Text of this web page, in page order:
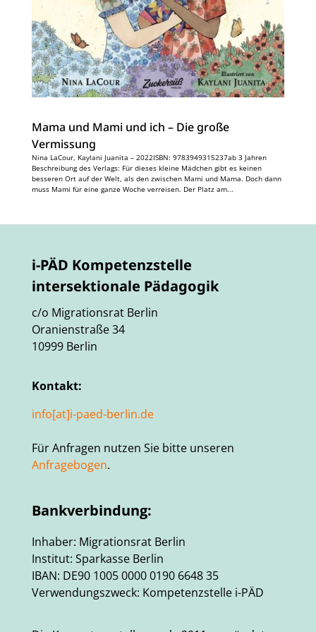
Mama und Mami und ich – Die große
Vermissung
Nina LaCour, Kaylani Juanita – 2022ISBN: 9783949315237ab 3 Jahren
Beschreibung des Verlags: Für dieses kleine Mädchen gibt es keinen
besseren Ort auf der Welt, als den zwischen Mami und Mama. Doch dann
muss Mami für eine ganze Woche verreisen. Der Platz am...
i-PÄD Kompetenzstelle
intersektionale Pädagogik
c/o Migrationsrat Berlin
Oranienstraße 34
10999 Berlin
Kontakt:
info[at]i-paed-berlin.de
Für Anfragen nutzen Sie bitte unseren
Anfragebogen.
Bankverbindung:
Inhaber: Migrationsrat Berlin
Institut: Sparkasse Berlin
IBAN: DE90 1005 0000 0190 6648 35
Verwendungszweck: Kompetenzstelle i-PÄD